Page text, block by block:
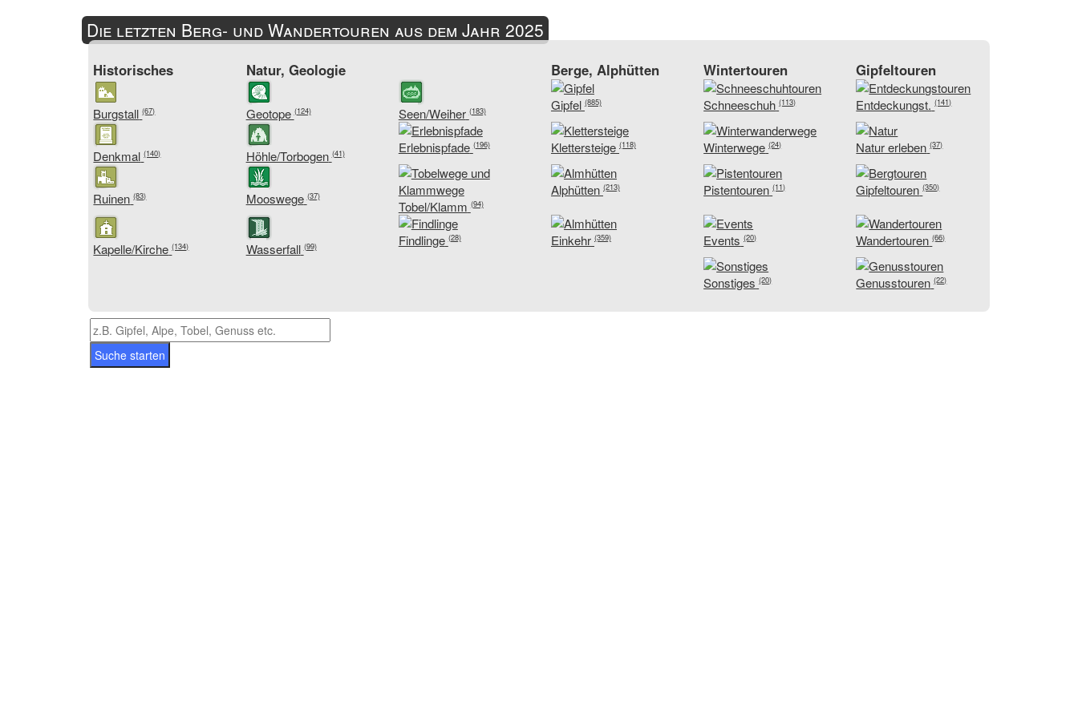
Die letzten Berg- und Wandertouren aus dem Jahr 2025
Historisches Natur, Geologie Berge, Alphütten Wintertouren Gipfeltouren
Burgstall (67) Geotope(124) Seen/Weiher (183) Gipfel (885) Schneeschuh (113) Entdeckungst. (141)
Denkmal (140) Höhle/Torbogen (41) Erlebnispfade (196) Klettersteige (118) Winterwege (24) Natur erleben (37)
Ruinen (83) Mooswege (37)
Tobel/Klamm (94)
Alphütten (213) Pistentouren (11) Gipfeltouren (350)
Kapelle/Kirche (134) Wasserfall (99) Findlinge (28) Einkehr (359) Events (20) Wandertouren (66)
Sonstiges (20) Genusstouren (22)